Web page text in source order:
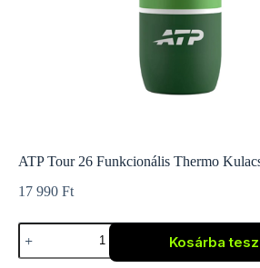
ATP Tour 26 Funkcionális Thermo
17 990 Ft
ATP
Tour
26
Kosárba